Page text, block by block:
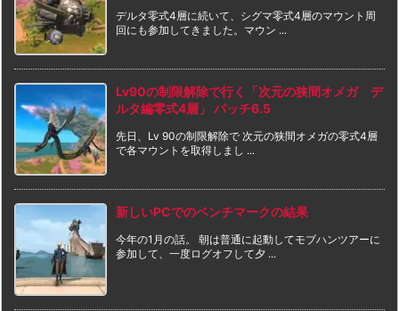
デルタ零式4層に続いて、シグマ零式4層のマウント周
回にも参加してきました。マウン ...
Lv90の制限解除で行く「次元の狭間オメガ デ
ルタ編零式4層」 パッチ6.5
先日、Lv 90の制限解除で 次元の狭間オメガの零式4層
で各マウントを取得しまし ...
新しいPCでのベンチマークの結果
今年の1月の話。 朝は普通に起動してモブハンツアーに
参加して、一度ログオフして夕 ...